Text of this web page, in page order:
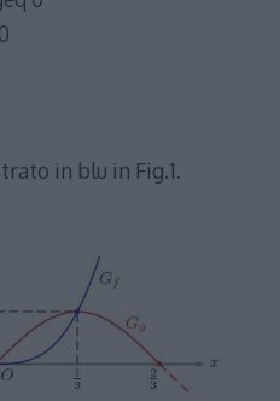
in blu in Fig.1.